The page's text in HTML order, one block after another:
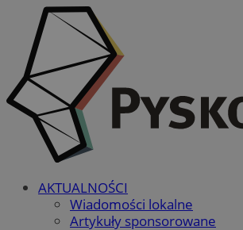
AKTUALNOŚCI
Wiadomości lokalne
Artykuły sponsorowane